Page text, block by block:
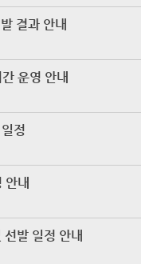
결과 안내
운영 안내
정
내
발 일정 안내